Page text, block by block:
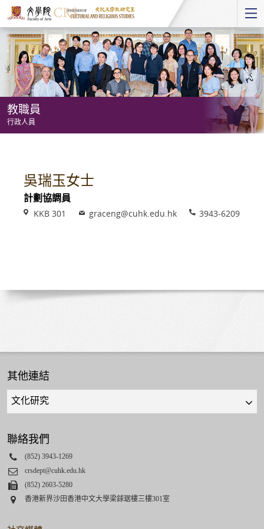
Start
main
Content
教職員
行政人員
吳瑞玉女士
計劃協調員
VenueKKB 301 Emailgraceng@cuhk.edu.hk Phone3943-6209
其他連結
Quick
links
select
聯絡我們
Phone
(852) 3943-1269
Email
crsdept@cuhk.edu.hk
Fax(852) 2603-5280
Address
香港新界沙田香港中文大學梁銶琚樓三樓301室